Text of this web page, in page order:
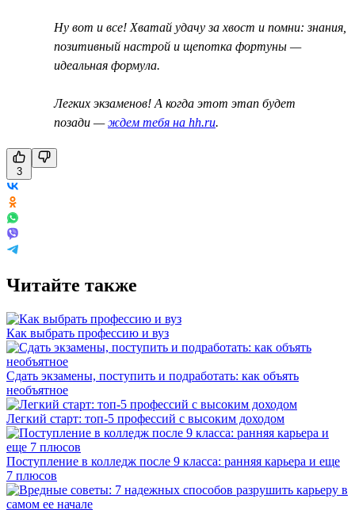
Ну вот и все! Хватай удачу за хвост и помни: знания,
позитивный настрой и щепотка фортуны —
идеальная формула.
Легких экзаменов! А когда этот этап будет
позади —ждем тебя на hh.ru.
3
Читайте также
Как выбрать профессию и вуз
Сдать экзамены, поступить и подработать: как объять
необъятное
Легкий старт: топ-5 профессий с высоким доходом
Поступление в колледж после 9 класса: ранняя карьера и еще
7 плюсов